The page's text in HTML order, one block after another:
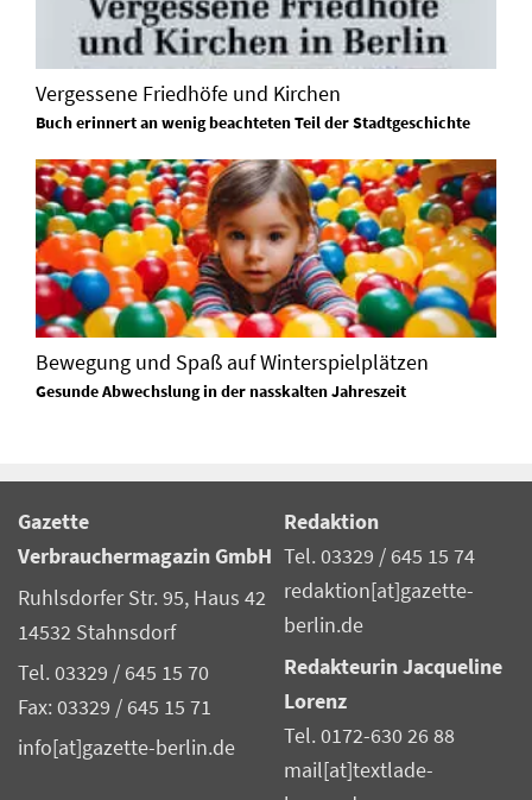
Vergessene Friedhöfe und Kirchen
Buch erinnert an wenig beachteten Teil der Stadtgeschichte
Bewegung und Spaß auf Winterspielplätzen
Gesunde Abwechslung in der nasskalten Jahreszeit
Gazette
Verbrauchermagazin GmbH
Ruhlsdorfer Str. 95, Haus 42
14532 Stahnsdorf
Tel. 03329 / 645 15 70
Fax: 03329 / 645 15 71
info[at]gazette-berlin.de
Redaktion
Tel. 03329 / 645 15 74
redaktion[at]gazette-
berlin.de
Redakteurin Jacqueline
Lorenz
Tel. 0172-630 26 88
mail[at]textlade-